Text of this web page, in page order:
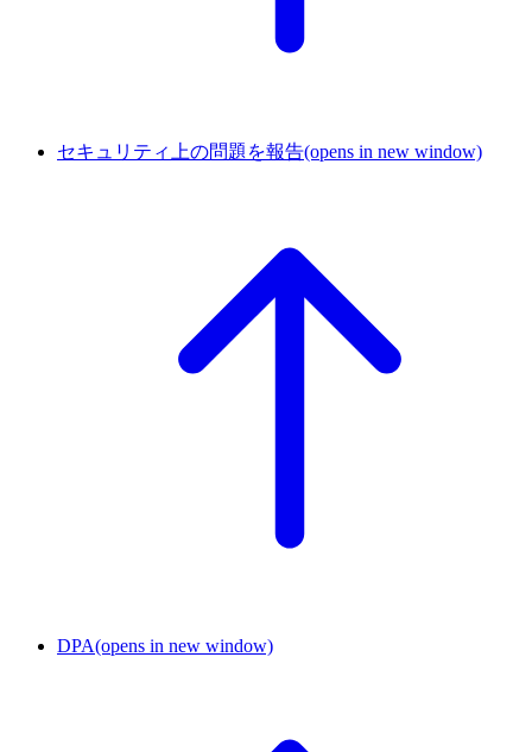
セキュリティ上の問題を報告(opens in new window)
DPA(opens in new window)